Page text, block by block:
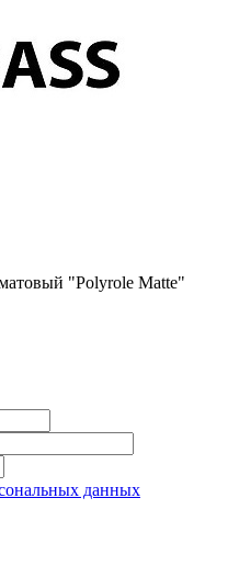
"Polyrole Matte"
данных